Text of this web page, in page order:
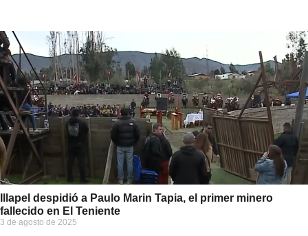
Illapel despidió a Paulo Marin Tapia, el primer minero
fallecido en El Teniente
3 de agosto de 2025